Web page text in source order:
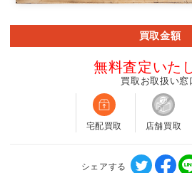
買取金額
無料査定いた
買取お取扱い窓
宅配買取 店舗買取
シェアする